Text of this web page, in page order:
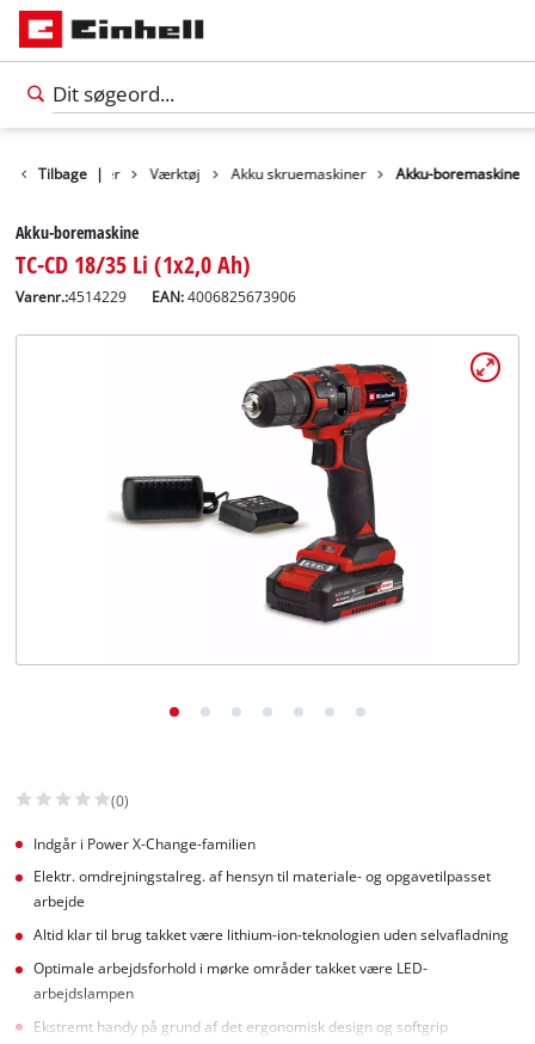
Tilbage |
Produkter Værktøj Akku skruemaskiner Akku-boremaskine
Akku-boremaskine
TC-CD 18/35 Li (1x2,0 Ah)
Varenr.:4514229 EAN:4006825673906
(0)
Indgår i Power X-Change-familien
Elektr. omdrejningstalreg. af hensyn til materiale- og opgavetilpasset
arbejde
Altid klar til brug takket være lithium-ion-teknologien uden selvafladning
Optimale arbejdsforhold i mørke områder takket være LED-
arbejdslampen
Ekstremt handy på grund af det ergonomisk design og softgrip